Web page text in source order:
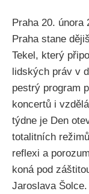
Praha 20. února
Praha stane
Tekel, který
lidských práv v
pestrý program
koncertů i
týdne je Den
totalitních
reflexi a
koná pod
Jaroslava Šolce.